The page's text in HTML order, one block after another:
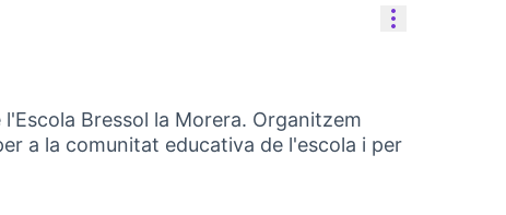
Bressol la Morera. Organitzem
a la comunitat educativa de l'escola i per